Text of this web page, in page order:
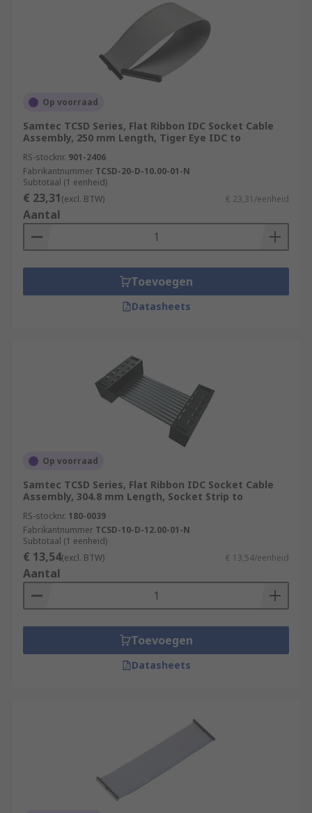
Op voorraad
Samtec TCSD Series, Flat Ribbon IDC Socket Cable
Assembly, 250 mm Length, Tiger Eye IDC to
RS-stocknr. 901-2406
Fabrikantnummer TCSD-20-D-10.00-01-N
Subtotaal (1 eenheid)
€ 23,31(excl. BTW) € 23,31/eenheid
Aantal
Toevoegen
Datasheets
Op voorraad
Samtec TCSD Series, Flat Ribbon IDC Socket Cable
Assembly, 304.8 mm Length, Socket Strip to
RS-stocknr. 180-0039
Fabrikantnummer TCSD-10-D-12.00-01-N
Subtotaal (1 eenheid)
€ 13,54(excl. BTW) € 13,54/eenheid
Aantal
Toevoegen
Datasheets